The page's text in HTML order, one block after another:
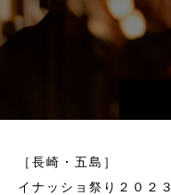
［長崎・五島］
イナッショ祭り２０２３